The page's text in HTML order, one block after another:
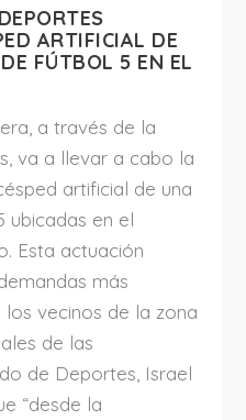
ARTIFICIAL DE
FÚTBOL 5 EN EL
a través de la
va a llevar a cabo la
artificial de una
ubicadas en el
Esta actuación
más
vecinos de la zona
de las
de Deportes, Israel
“desde la